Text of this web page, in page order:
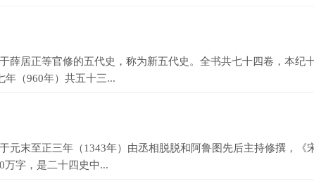
居正等官修的五代史，称为新五代史。全书共七十四卷，本纪
年（960年）共五十三...
末至正三年（1343年）由丞相脱脱和阿鲁图先后主持修撰，《
万字，是二十四史中...